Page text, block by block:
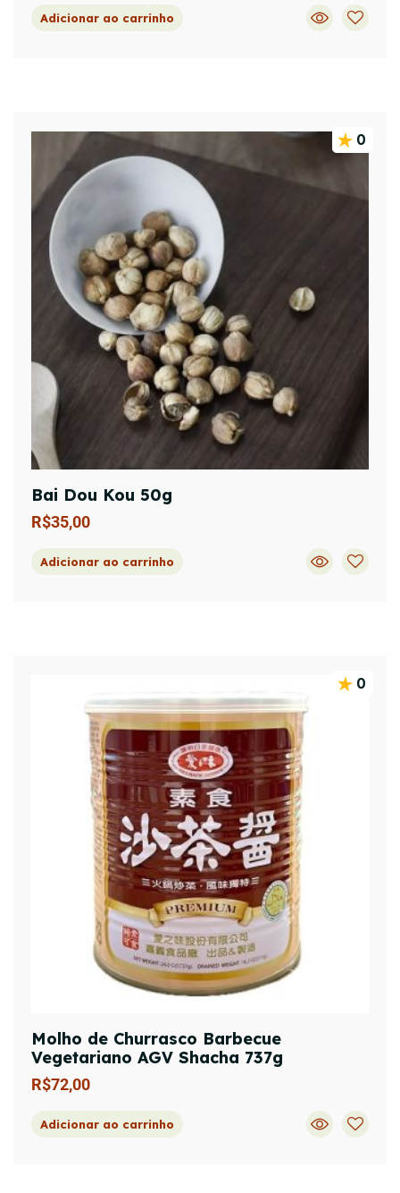
Adicionar ao carrinho
0
Bai Dou Kou 50g
R$35,00
Adicionar ao carrinho
0
Molho de Churrasco Barbecue
Vegetariano AGV Shacha 737g
R$72,00
Adicionar ao carrinho